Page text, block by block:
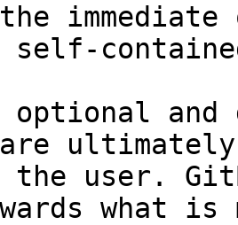
and
the user.
what